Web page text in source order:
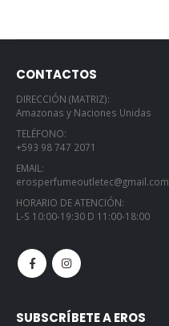
CONTACTOS
DIRECCIÓN (MATRIZ):
Amazonas y Naciones Unidas
TELÉFONO:
+593 98 747 2071
EMAIL:
erosperfumeoutletec@gmail.com
HORARIO DE ATENCIÓN:
L-S 10:00-19:30 D 11:00-18:00
SUBSCRÍBETE A EROS